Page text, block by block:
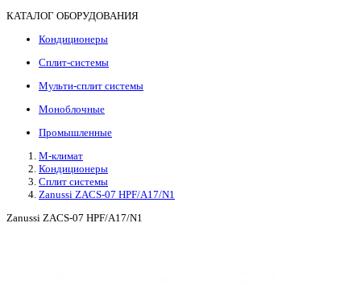
КАТАЛОГ ОБОРУДОВАНИЯ
Кондиционеры
Сплит-системы
Мульти-сплит системы
Моноблочные
Промышленные
М-климат
Кондиционеры
Сплит системы
Zanussi ZACS-07 HPF/A17/N1
Zanussi ZACS-07 HPF/A17/N1